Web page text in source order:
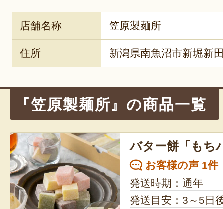
店舗名称 笠原製麺所
住所 新潟県南魚沼市新堀新
『笠原製麺所』の商品一覧
バター餅「もち
お客様の声 1件
発送時期：通年
発送目安：3～5日